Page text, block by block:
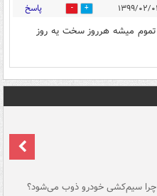
1 پاسخ
تموم میشه هرروز سخت یه روز
چرا سیم‌کشی خودرو ذوب می‌شود؟